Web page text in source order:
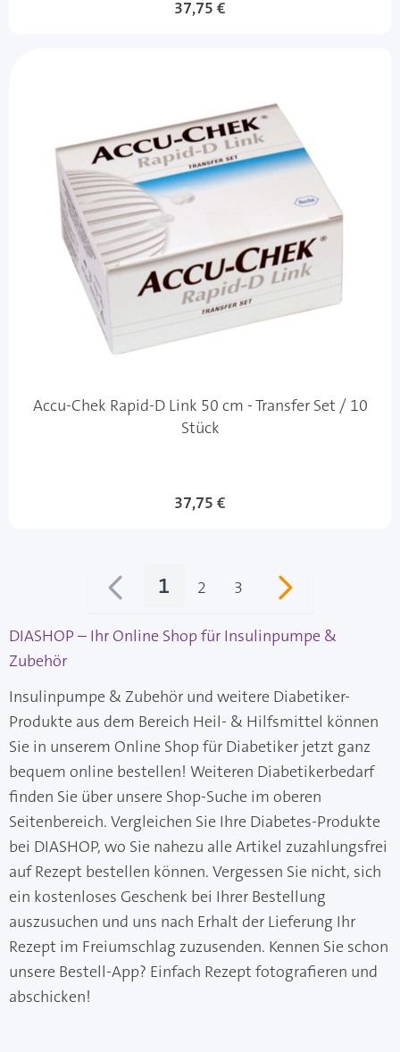
37,75 €
Accu-Chek Rapid-D Link 50 cm - Transfer Set / 10
Stück
37,75 €
Sie lesen gerade Seite
1 Seite
2 Seite
3
DIASHOP – Ihr Online Shop für Insulinpumpe &
Zubehör
Insulinpumpe & Zubehör und weitere Diabetiker-
Produkte aus dem Bereich Heil- & Hilfsmittel können
Sie in unserem Online Shop für Diabetiker jetzt ganz
bequem online bestellen! Weiteren Diabetikerbedarf
finden Sie über unsere Shop-Suche im oberen
Seitenbereich. Vergleichen Sie Ihre Diabetes-Produkte
bei DIASHOP, wo Sie nahezu alle Artikel zuzahlungsfrei
auf Rezept bestellen können. Vergessen Sie nicht, sich
ein kostenloses Geschenk bei Ihrer Bestellung
auszusuchen und uns nach Erhalt der Lieferung Ihr
Rezept im Freiumschlag zuzusenden. Kennen Sie schon
unsere Bestell-App? Einfach Rezept fotografieren und
abschicken!